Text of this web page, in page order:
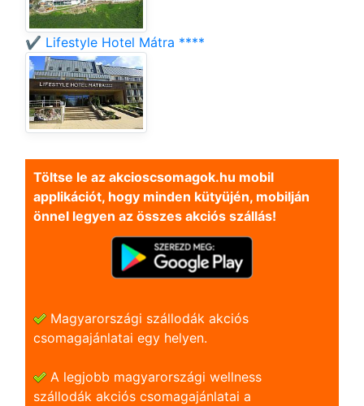
✔️ Lifestyle Hotel Mátra ****
Töltse le az akcioscsomagok.hu mobil
applikációt, hogy minden kütyüjén, mobilján
önnel legyen az összes akciós szállás!
Magyarországi szállodák akciós
csomagajánlatai egy helyen.
A legjobb magyarországi wellness
szállodák akciós csomagajánlatai a